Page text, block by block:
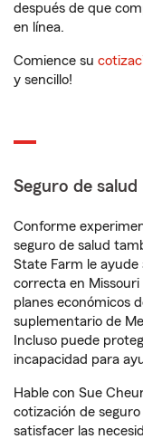
después de que
en línea.
Comience su
y sencillo!
Seguro de salud
Conforme
seguro de salud
State Farm le ayude
correcta en
planes económicos
suplementario de
Incluso puede
incapacidad para
Hable con Sue
cotización de
satisfacer las